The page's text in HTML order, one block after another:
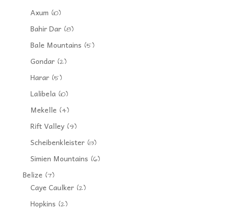
Axum (10)
Bahir Dar(8)
Bale Mountains (5)
Gondar(2)
Harar(5)
Lalibela(10)
Mekelle (4)
Rift Valley(9)
Scheibenkleister(13)
Simien Mountains (6)
Belize (7)
Caye Caulker(2)
Hopkins (2)